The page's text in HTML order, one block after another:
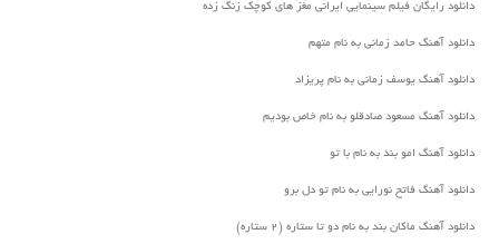
دانلود رایگان فیلم سینمایی ایرانی مغز های کوچک زنگ زده
دانلود آهنگ حامد زمانی به نام متهم
دانلود آهنگ یوسف زمانی به نام پریزاد
دانلود آهنگ مسعود صادقلو به نام خاص بودیم
دانلود آهنگ امو بند به نام با تو
دانلود آهنگ فاتح نورایی به نام تو دل برو
دانلود آهنگ ماکان بند به نام دو تا ستاره (۲ ستاره)